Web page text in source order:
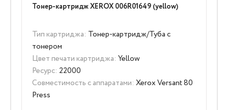
Тонер-картридж XEROX 006R01649 (yellow)
Тип картриджа: Тонер-картридж/Туба с
тонером
Цвет печати картриджа: Yellow
Ресурс: 22000
Совместимость с аппаратами: Xerox Versant 80
Press